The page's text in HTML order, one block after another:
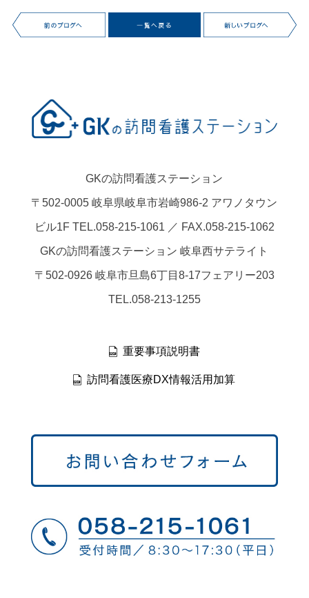
GKの訪問看護ステーション
〒502-0005 岐阜県岐阜市岩崎986-2 アワノタウン
ビル1F TEL.058-215-1061 ／ FAX.058-215-1062
GKの訪問看護ステーション 岐阜西サテライト
〒502-0926 岐阜市旦島6丁目8-17フェアリー203
TEL.058-213-1255
重要事項説明書
訪問看護医療DX情報活用加算